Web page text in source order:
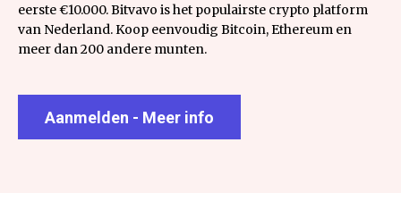
eerste €10.000. Bitvavo is het populairste crypto platform
van Nederland. Koop eenvoudig Bitcoin, Ethereum en
meer dan 200 andere munten.
Aanmelden - Meer info